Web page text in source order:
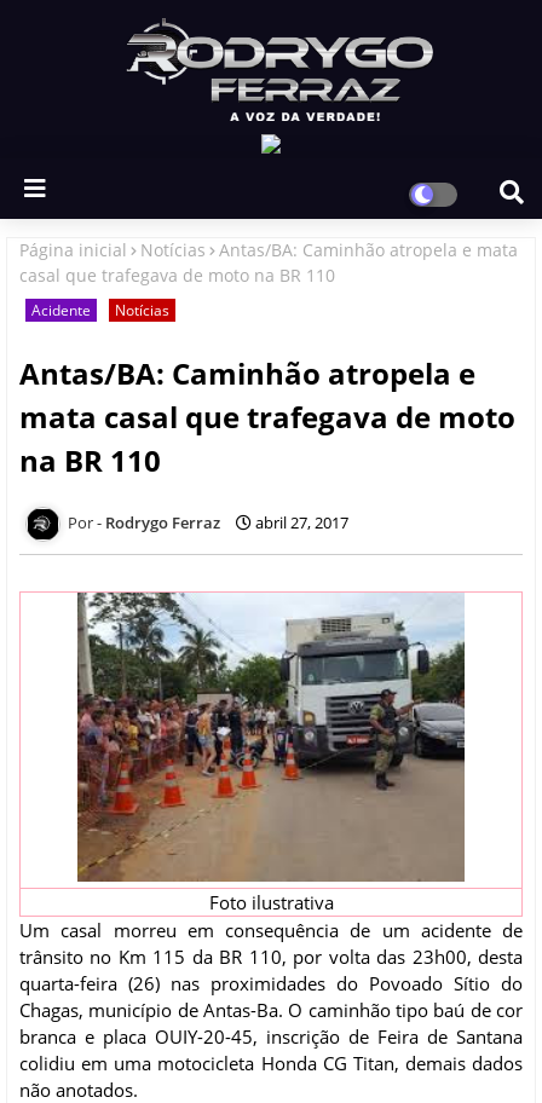
Página inicial Notícias
Antas/BA: Caminhão atropela e mata
casal que trafegava de moto na BR 110
Acidente Notícias
Antas/BA: Caminhão atropela e
mata casal que trafegava de moto
na BR 110
Rodrygo Ferraz abril 27, 2017
Foto ilustrativa
Um casal morreu em consequência de um acidente de
trânsito no Km 115 da BR 110, por volta das 23h00, desta
quarta-feira (26) nas proximidades do Povoado Sítio do
Chagas, município de Antas-Ba. O caminhão tipo baú de cor
branca e placa OUIY-20-45, inscrição de Feira de Santana
colidiu em uma motocicleta Honda CG Titan, demais dados
não anotados.